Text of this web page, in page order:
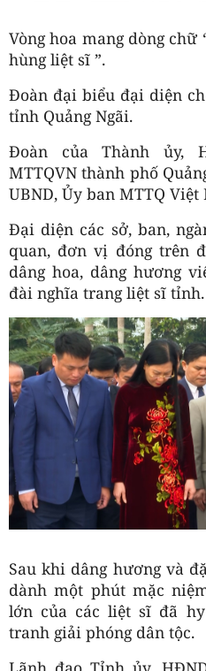
Vòng hoa mang dòng
hùng liệt sĩ ”.
Đoàn đại biểu đại diện
tỉnh Quảng Ngãi.
Đoàn của Thành ủy,
MTTQVN thành phố
UBND, Ủy ban MTTQ
Đại diện các sở, ban,
quan, đơn vị đóng trên
dâng hoa, dâng hương
đài nghĩa trang liệt sĩ tỉnh.
Sau khi dâng hương và
dành một phút mặc
lớn của các liệt sĩ đã
tranh giải phóng dân tộc.